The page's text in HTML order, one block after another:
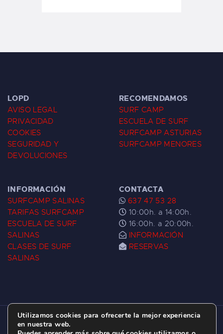
LOPD
AVISO LEGAL
PRIVACIDAD
COOKIES
SEGURIDAD Y
DEVOLUCIONES
RECOMENDAMOS
SURF CAMP
ESCUELA DE SURF
SURFCAMP ASTURIAS
SURFCAMP MENORES
INFORMACIÓN
SURFCAMP SALINAS
TARIFAS SURFCAMP
ESCUELA DE SURF
SALINAS
CLASES DE SURF
SALINAS
CONTACTA
637 47 53 28
10:00h. a 14:00h.
16:00h. a 20:00h.
INFORMACIÓN
RESERVAS
ESCUELA DE SURF LAS DUNAS ©
2026.
Utilizamos cookies para ofrecerte la mejor experiencia
en nuestra web.